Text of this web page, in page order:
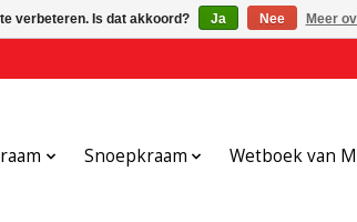
Snoepkraam Wetboek van
verbeteren. Is dat akkoord? Ja Nee Meer